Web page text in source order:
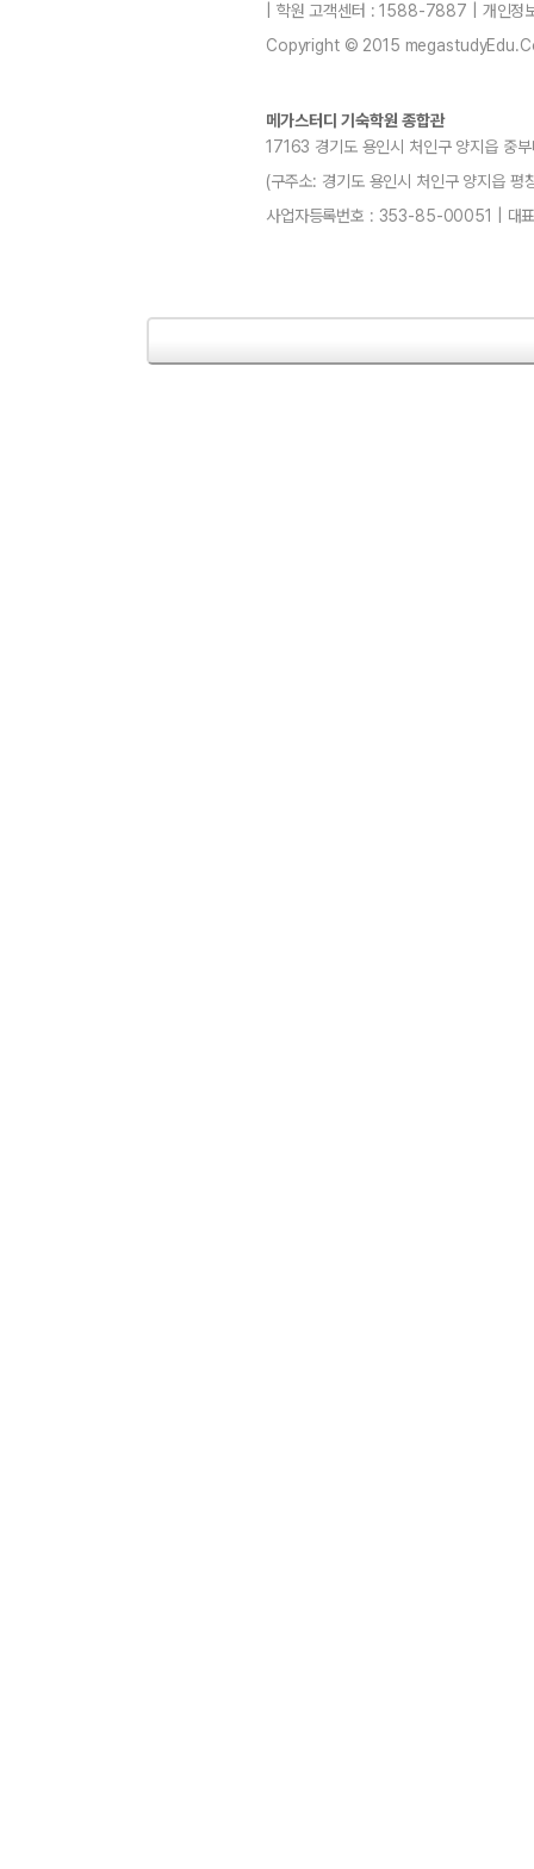
| 학원 고객센터 : 1588-7887 | 개인
Copyright © 2015
메가스터디 기숙학원 종합관
17163 경기도 용인시 처인구 양지읍 중
(구주소: 경기도 용인시 처인구 양지
사업자등록번호 : 353-85-00051 | 대표